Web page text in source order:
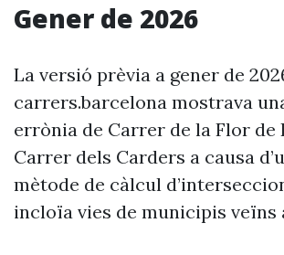
Gener de 2026
La versió prèvia a gener de
carrers.barcelona mostrava
errònia de Carrer de la Flor de
Carrer dels Carders a causa
mètode de càlcul
incloïa vies de municipis veïns